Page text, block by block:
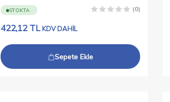
STOKTA (0)
422,12TL KDV DAHİL
Sepete Ekle